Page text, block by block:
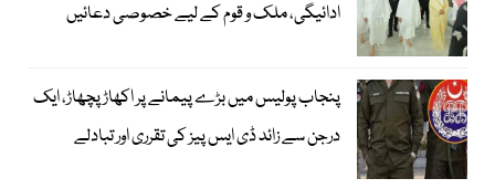
ادائیگی، ملک و قوم کے لیے خصوصی دعائیں
پنجاب پولیس میں بڑے پیمانے پر اکھاڑ پچھاڑ، ایک
درجن سے زائد ڈی ایس پیز کی تقرری اور تبادلے